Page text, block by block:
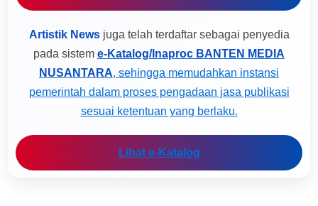
Artistik Newsjuga telah terdaftar sebagai penyedia
pada sistem e-Katalog/Inaproc BANTEN MEDIA
NUSANTARA, sehingga memudahkan instansi
pemerintah dalam proses pengadaan jasa publikasi
sesuai ketentuan yang berlaku.
Lihat e-Katalog